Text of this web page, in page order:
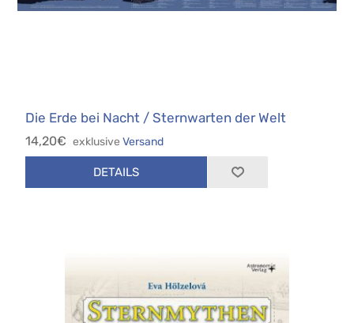
Die Erde bei Nacht / Sternwarten der Welt
14,20€ exklusiveVersand
DETAILS